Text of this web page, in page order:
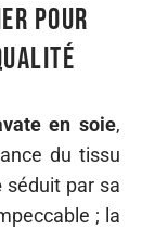
pour
en soie,
du tissu
séduit par sa
; la